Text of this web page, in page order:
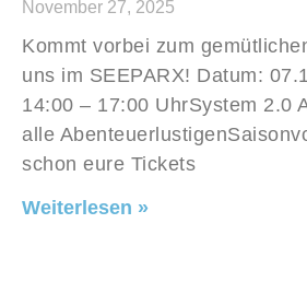
November 27, 2025
Kommt vorbei zum
uns im SEEPARX! Datum:
14:00 – 17:00 UhrSystem 2.0
alle
schon eure Tickets
Weiterlesen »